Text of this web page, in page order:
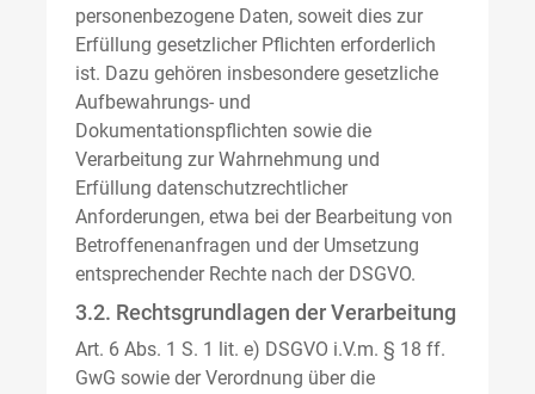
personenbezogene Daten, soweit dies zur
Erfüllung gesetzlicher Pflichten erforderlich
ist. Dazu gehören insbesondere gesetzliche
Aufbewahrungs- und
Dokumentationspflichten sowie die
Verarbeitung zur Wahrnehmung und
Erfüllung datenschutzrechtlicher
Anforderungen, etwa bei der Bearbeitung von
Betroffenenanfragen und der Umsetzung
entsprechender Rechte nach der DSGVO.
3.2. Rechtsgrundlagen der Verarbeitung
Art. 6 Abs. 1 S. 1 lit. e) DSGVO i.V.m. § 18 ff.
GwG sowie der Verordnung über die